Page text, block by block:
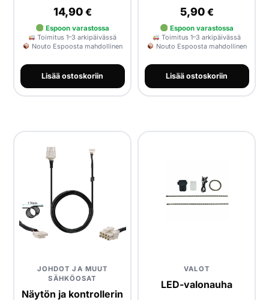
14,90 €
Espoon varastossa
Toimitus 1–3 arkipäivässä
Nouto Espoosta mahdollinen
Lisää ostoskoriin
5,90 €
Espoon varastossa
Toimitus 1–3 arkipäivässä
Nouto Espoosta mahdollinen
Lisää ostoskoriin
JOHDOT JA MUUT
SÄHKÖOSAT
Näytön ja kontrollerin
VALOT
LED-valonauha